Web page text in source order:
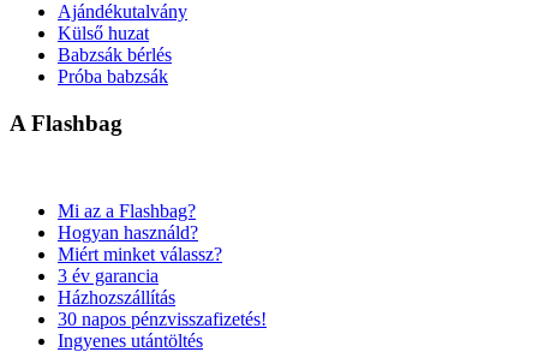
Ajándékutalvány
Külső huzat
Babzsák bérlés
Próba babzsák
A Flashbag
Mi az a Flashbag?
Hogyan használd?
Miért minket válassz?
3 év garancia
Házhozszállítás
30 napos pénzvisszafizetés!
Ingyenes utántöltés